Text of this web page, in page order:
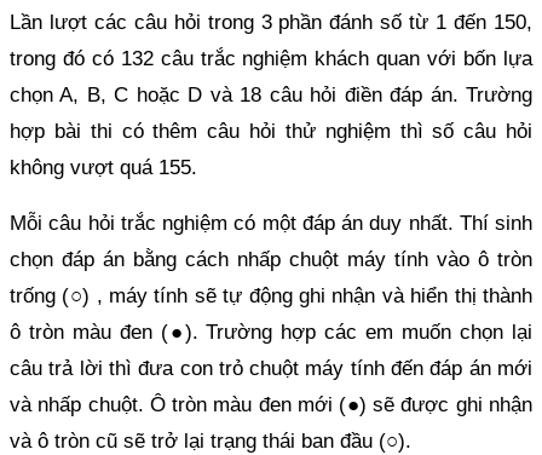
Lần lượt các câu hỏi trong 3 phần đánh số từ 1 đến 150,
trong đó có 132 câu trắc nghiệm khách quan với bốn lựa
chọn A, B, C hoặc D và 18 câu hỏi điền đáp án. Trường
hợp bài thi có thêm câu hỏi thử nghiệm thì số câu hỏi
không vượt quá 155.
Mỗi câu hỏi trắc nghiệm có một đáp án duy nhất. Thí sinh
chọn đáp án bằng cách nhấp chuột máy tính vào ô tròn
trống (○) , máy tính sẽ tự động ghi nhận và hiển thị thành
ô tròn màu đen (●). Trường hợp các em muốn chọn lại
câu trả lời thì đưa con trỏ chuột máy tính đến đáp án mới
và nhấp chuột. Ô tròn màu đen mới (●) sẽ được ghi nhận
và ô tròn cũ sẽ trở lại trạng thái ban đầu (○).